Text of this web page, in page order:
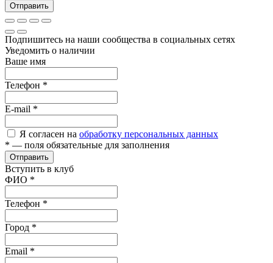
Отправить
Подпишитесь на наши сообщества в социальных сетях
Уведомить о наличии
Ваше имя
Телефон *
E-mail *
Я согласен на обработку персональных данных
* — поля обязательные для заполнения
Отправить
Вступить в клуб
ФИО *
Телефон *
Город *
Email *